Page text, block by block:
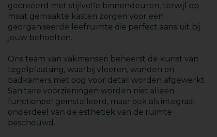
gecreëerd met stijlvolle binnendeuren, terwijl op
maat gemaakte kasten zorgen voor een
georganiseerde leefruimte die perfect aansluit bij
jouw behoeften.
Ons team van vakmensen beheerst de kunst van
tegelplaatsing, waarbij vloeren, wanden en
badkamers met oog voor detail worden afgewerkt.
Sanitaire voorzieningen worden niet alleen
functioneel geïnstalleerd, maar ook als integraal
onderdeel van de esthetiek van de ruimte
beschouwd.